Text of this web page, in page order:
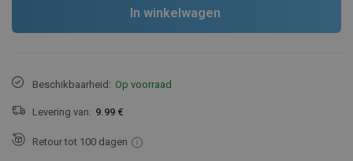
In winkelwagen
Beschikbaarheid: Op voorraad
Levering van: 9.99 €
Retour tot 100 dagen